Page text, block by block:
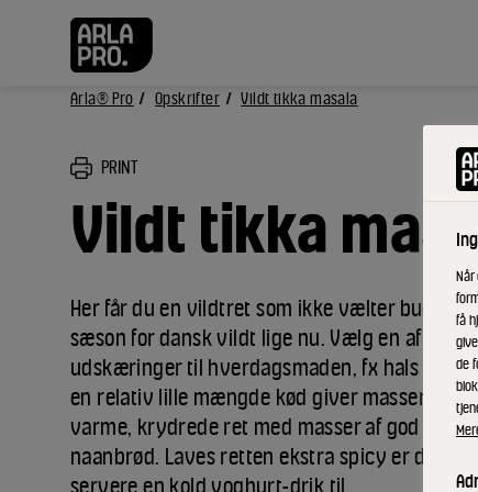
Arla® Pro Opskrifter Vildt tikka masala
PRINT
Vildt tikka
Her får du en vildtret som ikke vælter
sæson for dansk vildt lige nu. Vælg en af de
udskæringer til hverdagsmaden, fx hals eller
en relativ lille mængde kød giver masser af
varme, krydrede ret med masser af god sovs
naanbrød. Laves retten ekstra spicy er det
servere en kold yoghurt-drik til.
Når
få
de